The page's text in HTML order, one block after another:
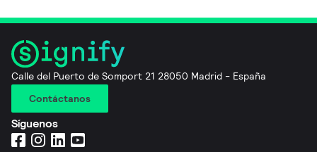
Calle del Puerto de Somport 21 28050 Madrid - España
Contáctanos
Síguenos